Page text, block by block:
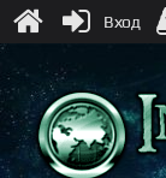
Вход